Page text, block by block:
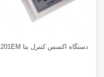
دستگاه اکسس کنترل بتا 1201EM